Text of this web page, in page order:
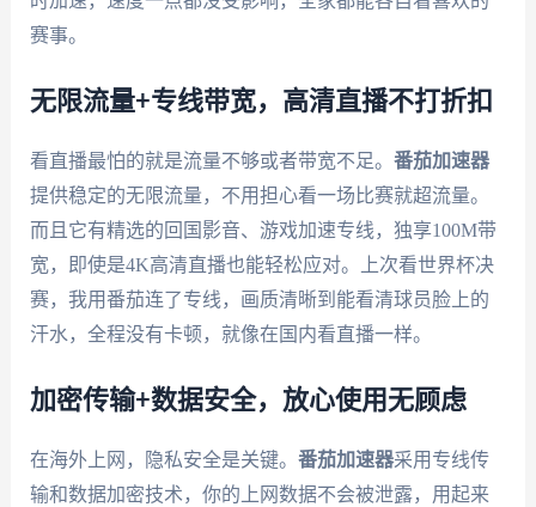
赛事。
无限流量+专线带宽，高清直播不打折扣
看直播最怕的就是流量不够或者带宽不足。 番茄加速器
提供稳定的无限流量，不用担心看一场比赛就超流量。
而且它有精选的回国影音、游戏加速专线，独享100M带
宽，即使是4K高清直播也能轻松应对。上次看世界杯决
赛，我用番茄连了专线，画质清晰到能看清球员脸上的
汗水，全程没有卡顿，就像在国内看直播一样。
加密传输+数据安全，放心使用无顾虑
在海外上网，隐私安全是关键。 番茄加速器采用专线传
输和数据加密技术，你的上网数据不会被泄露，用起来